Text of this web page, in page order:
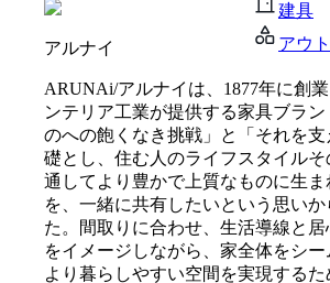
建具
アウ
アルナイ
ARUNAi/アルナイは、1877年に創
ンテリア工業が提供する家具ブラ
のへの飽くなき挑戦」と「それを
礎とし、住む人のライフスタイル
通してより豊かで上質なものに生ま
を、一緒に共有したいという思いか
た。間取りに合わせ、生活導線と
をイメージしながら、家全体をシー
より暮らしやすい空間を実現する